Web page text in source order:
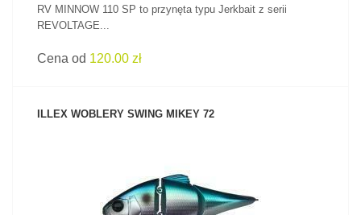
RV MINNOW 110 SP to przynęta typu Jerkbait z serii
REVOLTAGE...
Cena od 120.00 zł
ILLEX WOBLERY SWING MIKEY 72
ZOBACZ PRODUKT